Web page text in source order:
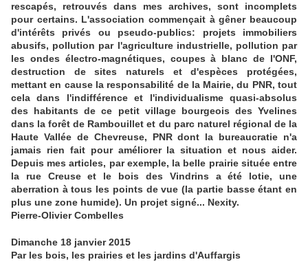
rescapés, retrouvés dans mes archives, sont incomplets
pour certains. L'association commençait à gêner beaucoup
d'intérêts privés ou pseudo-publics: projets immobiliers
abusifs, pollution par l'agriculture industrielle, pollution par
les ondes électro-magnétiques, coupes à blanc de l'ONF,
destruction de sites naturels et d'espèces protégées,
mettant en cause la responsabilité de la Mairie, du PNR, tout
cela dans l'indifférence et l'individualisme quasi-absolus
des habitants de ce petit village bourgeois des Yvelines
dans la forêt de Rambouillet et du parc naturel régional de la
Haute Vallée de Chevreuse, PNR dont la bureaucratie n'a
jamais rien fait pour améliorer la situation et nous aider.
Depuis mes articles, par exemple, la belle prairie située entre
la rue Creuse et le bois des Vindrins a été lotie, une
aberration à tous les points de vue (la partie basse étant en
plus une zone humide). Un projet signé... Nexity.
Pierre-Olivier Combelles
Dimanche 18 janvier 2015
Par les bois, les prairies et les jardins d'Auffargis